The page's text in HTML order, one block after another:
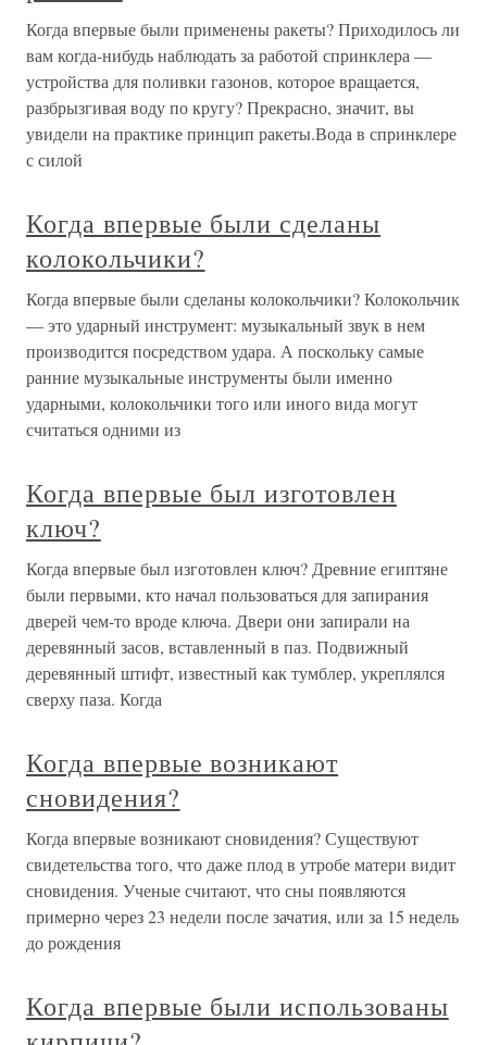
Когда впервые были применены ракеты? Приходилось ли
вам когда-нибудь наблюдать за работой спринклера —
устройства для поливки газонов, которое вращается,
разбрызгивая воду по кругу? Прекрасно, значит, вы
увидели на практике принцип ракеты.Вода в спринклере
с силой
Когда впервые были сделаны
колокольчики?
Когда впервые были сделаны колокольчики? Колокольчик
— это ударный инструмент: музыкальный звук в нем
производится посредством удара. А поскольку самые
ранние музыкальные инструменты были именно
ударными, колокольчики того или иного вида могут
считаться одними из
Когда впервые был изготовлен
ключ?
Когда впервые был изготовлен ключ? Древние египтяне
были первыми, кто начал пользоваться для запирания
дверей чем-то вроде ключа. Двери они запирали на
деревянный засов, вставленный в паз. Подвижный
деревянный штифт, известный как тумблер, укреплялся
сверху паза. Когда
Когда впервые возникают
сновидения?
Когда впервые возникают сновидения? Существуют
свидетельства того, что даже плод в утробе матери видит
сновидения. Ученые считают, что сны появляются
примерно через 23 недели после зачатия, или за 15 недель
до рождения
Когда впервые были использованы